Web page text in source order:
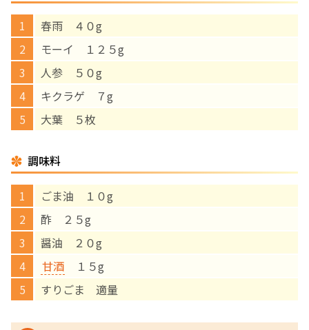
春雨 ４０g
モーイ １２５g
人参 ５０g
キクラゲ ７g
大葉 ５枚
調味料
ごま油 １０g
酢 ２５g
醤油 ２０g
甘酒 １５g
すりごま 適量
その他の診療内容
‘さんルーム’ でさまざまな講座・クラス
遠方にお住まいで当院での出産を希望される方へ
医師プロフィール